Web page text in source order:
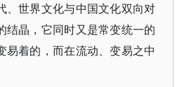
、世界文化与中国文化双向对
结晶，它同时又是常变统一的
易着的，而在流动、变易之中